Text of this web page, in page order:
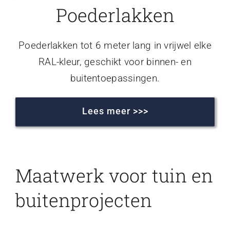
Poederlakken
Poederlakken tot 6 meter lang in vrijwel elke
RAL-kleur, geschikt voor binnen- en
buitentoepassingen.
Lees meer >>>
Maatwerk voor tuin en
buitenprojecten